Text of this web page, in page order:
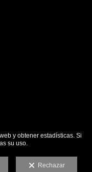
y obtener estadísticas. Si
su uso.
Rechazar